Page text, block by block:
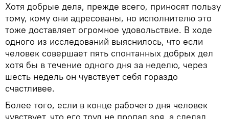
Хотя добрые дела, прежде всего, приносят пользу
тому, кому они адресованы, но исполнителю это
тоже доставляет огромное удовольствие. В ходе
одного из исследований выяснилось, что если
человек совершает пять спонтанных добрых дел
хотя бы в течение одного дня за неделю, через
шесть недель он чувствует себя гораздо
счастливее.
Более того, если в конце рабочего дня человек